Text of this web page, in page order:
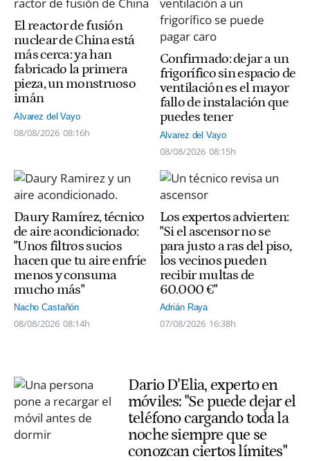
El reactor de fusión
nuclear de China está
más cerca: ya han
fabricado la primera
pieza, un monstruoso
imán
Alvarez del Vayo
08/08/2026 08:16h
Confirmado: dejar a un
frigorífico sin espacio de
ventilación es el mayor
fallo de instalación que
puedes tener
Alvarez del Vayo
08/08/2026 08:15h
Daury Ramírez, técnico
de aire acondicionado:
"Unos filtros sucios
hacen que tu aire enfríe
menos y consuma
mucho más"
Nacho Castañón
08/08/2026 08:14h
Los expertos advierten:
"Si el ascensor no se
para justo a ras del piso,
los vecinos pueden
recibir multas de
60.000 €"
Adrián Raya
07/08/2026 16:38h
Dario D'Elia, experto en
móviles: "Se puede dejar el
teléfono cargando toda la
noche siempre que se
conozcan ciertos límites"